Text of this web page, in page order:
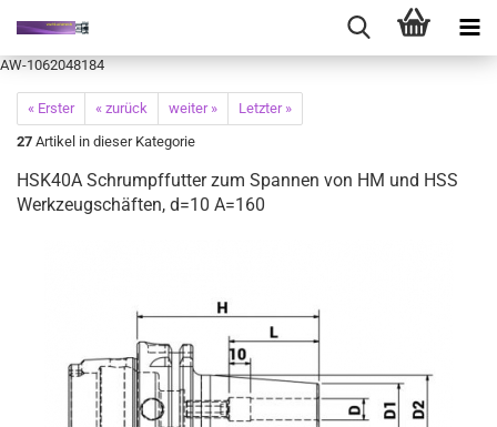
AW-1062048184
« Erster « zurück weiter »
Letzter »
27 Artikel in dieser Kategorie
HSK40A Schrumpffutter zum Spannen von HM und HSS
Werkzeugschäften, d=10 A=160